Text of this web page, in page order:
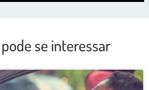
se interessar